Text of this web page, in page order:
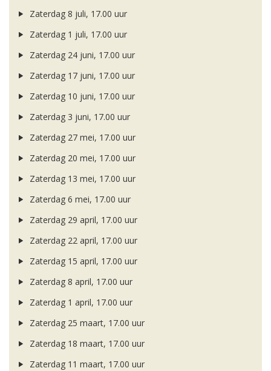
Zaterdag 8 juli, 17.00 uur
Zaterdag 1 juli, 17.00 uur
Zaterdag 24 juni, 17.00 uur
Zaterdag 17 juni, 17.00 uur
Zaterdag 10 juni, 17.00 uur
Zaterdag 3 juni, 17.00 uur
Zaterdag 27 mei, 17.00 uur
Zaterdag 20 mei, 17.00 uur
Zaterdag 13 mei, 17.00 uur
Zaterdag 6 mei, 17.00 uur
Zaterdag 29 april, 17.00 uur
Zaterdag 22 april, 17.00 uur
Zaterdag 15 april, 17.00 uur
Zaterdag 8 april, 17.00 uur
Zaterdag 1 april, 17.00 uur
Zaterdag 25 maart, 17.00 uur
Zaterdag 18 maart, 17.00 uur
Zaterdag 11 maart, 17.00 uur